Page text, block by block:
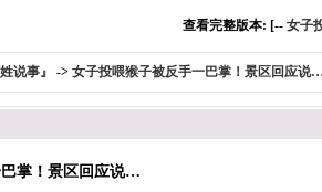
查看完整版本: [-- 女子
说事』 -> 女子投喂猴子被反手一巴掌！景区回应说
掌！景区回应说…